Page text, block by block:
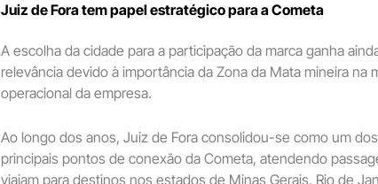
Juiz de Fora tem papel estratégico para a Cometa
A escolha da cidade para a participação da marca ganha
relevância devido à importância da Zona da Mata mineira na
operacional da empresa.
Ao longo dos anos, Juiz de Fora consolidou-se como um dos
principais pontos de conexão da Cometa, atendendo
viajam para destinos nos estados de Minas Gerais, Rio de